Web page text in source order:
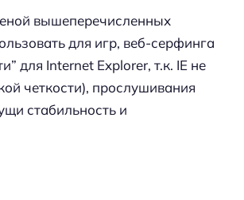
вышеперечисленных
для игр, веб-серфинга
для Internet Explorer, т.к. IE не
четкости), прослушивания
стабильность и